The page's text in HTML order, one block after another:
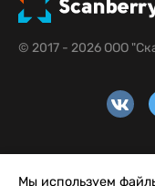
© 2017 - 2026 ООО
Мы используем